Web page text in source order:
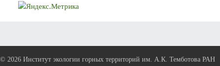
© 2026 Институт экологии горных территорий им. А.К. Темботова РАН